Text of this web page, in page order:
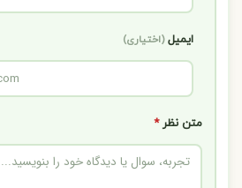
ایمیل(اختیاری)
متن نظر*